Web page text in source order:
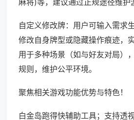
麻将)等，建议通过正规途径维护
自定义修改牌：用户可输入需求
修改自身牌型或隐藏操作痕迹，
用于多种场景（如与好友对局）
规则，维护公平环境。
聚焦相关游戏功能优势与特色！
白金岛跑得快辅助工具；支持透